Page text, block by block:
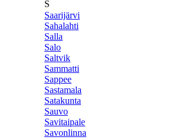
S
Saarijärvi
Sahalahti
Salla
Salo
Saltvik
Sammatti
Sappee
Sastamala
Satakunta
Sauvo
Savitaipale
Savonlinna